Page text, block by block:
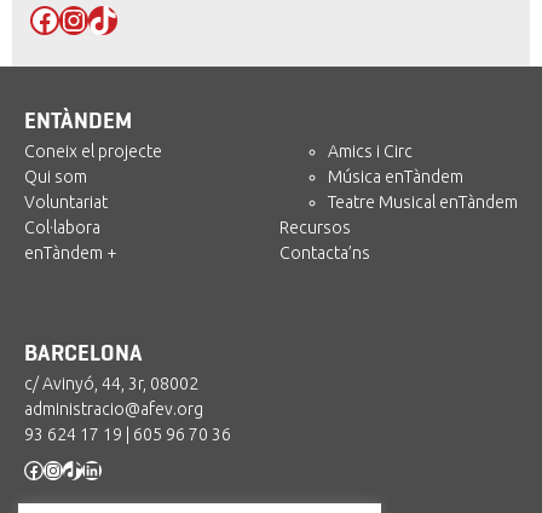
Facebook
Instagram
TikTok
ENTÀNDEM
Coneix el projecte
Qui som
Voluntariat
Col·labora
enTàndem +
Amics i Circ
Música enTàndem
Teatre Musical enTàndem
Recursos
Contacta’ns
BARCELONA
c/ Avinyó, 44, 3r, 08002
administracio@afev.org
93 624 17 19
605 96 70 36
Facebook
Instagram
TikTok
LinkedIn